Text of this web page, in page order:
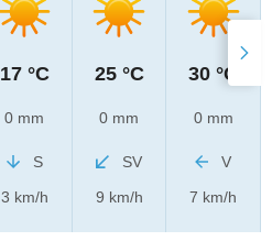
17 °C
0 mm
S
3 km/h
25 °C
0 mm
SV
9 km/h
30 °C
0 mm
V
7 km/h